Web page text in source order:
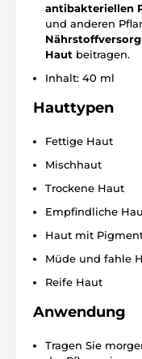
antibakteriellen
und anderen
Haut beitragen.
Inhalt: 40 ml
Hauttypen
Fettige Haut
Mischhaut
Trockene Haut
Empfindliche
Haut mit
Müde und fahle
Reife Haut
Anwendung
Tragen Sie